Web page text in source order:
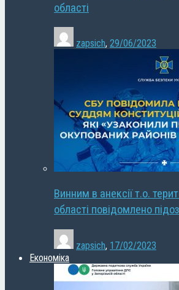
області
zapsich, 29/06/2023
Винним в анексії т.о.
області повідомлено
zapsich, 17/02/2023
Економіка